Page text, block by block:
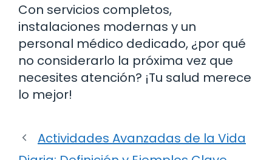
Con servicios completos,
instalaciones modernas y un
personal médico dedicado, ¿por qué
no considerarlo la próxima vez que
necesites atención? ¡Tu salud merece
lo mejor!
Actividades Avanzadas de la Vida